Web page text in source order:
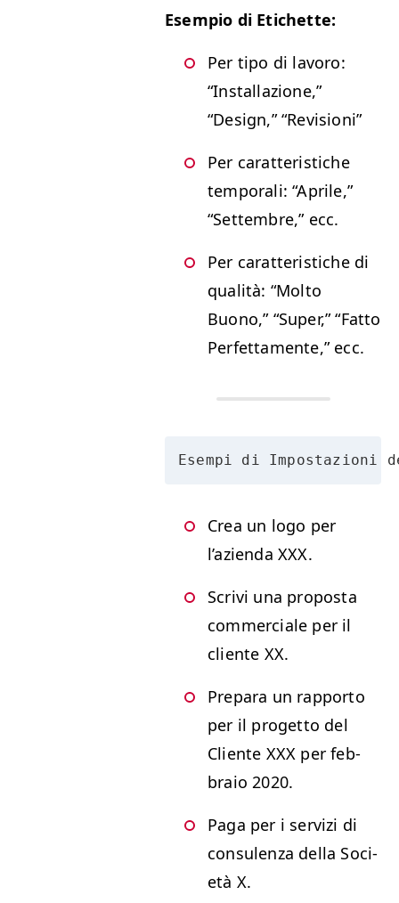
Esem­pio di Etichette:
Per tipo di lavoro:
“Instal­lazione,”
“Design,”“Revi­sioni”
Per carat­ter­is­tiche
tem­po­rali:“Aprile,”
“Set­tem­bre,” ecc.
Per carat­ter­is­tiche di
qual­ità: “Molto
Buono,” “Super,”“Fat­to
Per­fet­ta­mente,” ecc.
Esempi di Impostazioni
Crea un logo per
l’azien­da XXX.
Scrivi una pro­pos­ta
com­mer­ciale per il
cliente XX.
Prepara un rap­por­to
per il prog­et­to del
Cliente XXX per feb­
braio 2020.
Paga per i servizi di
con­sulen­za del­la Soci­
età X.